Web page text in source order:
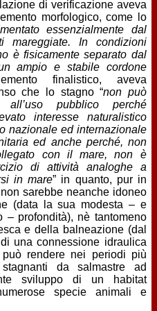
di verificazione aveva
morfologico, come lo
essenzialmente dal
In condizioni
è fisicamente separato dal
ampio e stabile cordone
finalistico, aveva
che lo stagno “non può
pubblico perché
interesse naturalistico
nazionale ed internazionale
ed anche perché, non
con il mare, non è
di attività analoghe a
in mare” in quanto, pur in
sarebbe neanche idoneo
(data la sua modesta – e
– profondità), nè tantomeno
e della balneazione (dal
una connessione idraulica
rendere nei periodi più
da salmastre ad
sviluppo di un habitat
specie animali e